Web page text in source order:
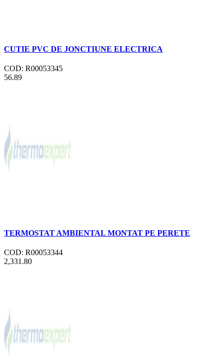
CUTIE PVC DE JONCTIUNE ELECTRICA
COD: R00053345
56.89
TERMOSTAT AMBIENTAL MONTAT PE PERETE
COD: R00053344
2,331.80